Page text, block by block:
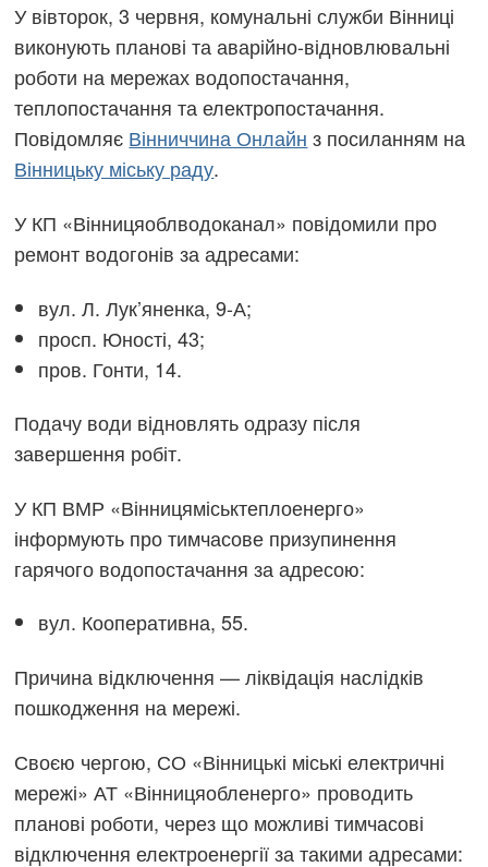
У вівторок, 3 червня, комунальні служби Вінниці
виконують планові та аварійно-відновлювальні
роботи на мережах водопостачання,
теплопостачання та електропостачання.
Повідомляє Вінниччина Онлайн з посиланням на
Вінницьку міську раду.
У КП «Вінницяоблводоканал» повідомили про
ремонт водогонів за адресами:
вул. Л. Лук’яненка, 9-А;
просп. Юності, 43;
пров. Гонти, 14.
Подачу води відновлять одразу після
завершення робіт.
У КП ВМР «Вінницяміськтеплоенерго»
інформують про тимчасове призупинення
гарячого водопостачання за адресою:
вул. Кооперативна, 55.
Причина відключення — ліквідація наслідків
пошкодження на мережі.
Своєю чергою, СО «Вінницькі міські електричні
мережі» АТ «Вінницяобленерго» проводить
планові роботи, через що можливі тимчасові
відключення електроенергії за такими адресами: